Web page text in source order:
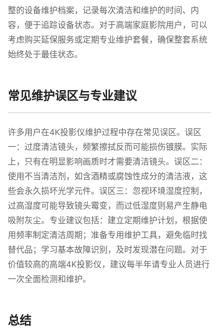
整的设备维护档案，记录每次清洁和维护的时间、内
容，便于追踪设备状态。对于高端家庭影院用户，可以
考虑购买延保服务或定期专业维护套餐，确保整套系统
始终处于最佳状态。
常见维护误区与专业建议
许多用户在4K投影仪维护过程中存在常见误区。误区
一：过度清洁镜头，频繁擦拭反而可能损伤镀膜。实际
上，只有在明显影响画质时才需要清洁镜头。误区二：
使用不当清洁剂，如含酒精或腐蚀性成分的清洁液，这
些会永久损坏光学元件。误区三：忽视环境湿度控制，
过高湿度可能导致镜头霉变，而过低湿度则易产生静电
吸附灰尘。专业建议包括：建立定期维护计划，根据使
用频率制定清洁周期；准备专用维护工具，避免临时找
替代品；学习基本故障识别，及时发现潜在问题。对于
价值较高的高端4K投影仪，建议每半年请专业人员进行
一次全面检测和维护。
总结